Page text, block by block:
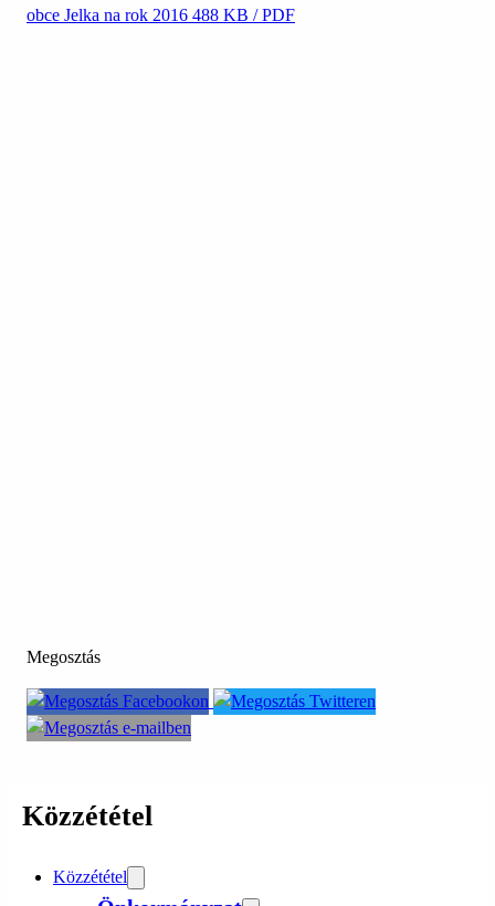
obce Jelka na rok 2016 488 KB / PDF
Megosztás
Közzététel
Közzététel